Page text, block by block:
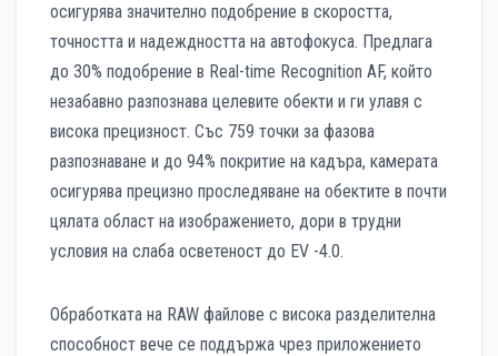
осигурява значително подобрение в скоростта,
точността и надеждността на автофокуса. Предлага
до 30% подобрение в Real-time Recognition AF, който
незабавно разпознава целевите обекти и ги улавя с
висока прецизност. Със 759 точки за фазова
разпознаване и до 94% покритие на кадъра, камерата
осигурява прецизно проследяване на обектите в почти
цялата област на изображението, дори в трудни
условия на слаба осветеност до EV -4.0.
Обработката на RAW файлове с висока разделителна
способност вече се поддържа чрез приложението